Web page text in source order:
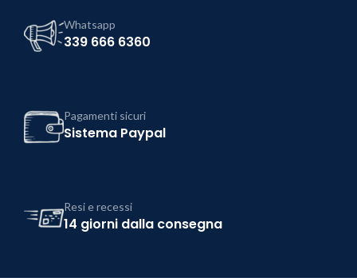
Whatsapp
339 666 6360
Pagamenti sicuri
Sistema Paypal
Resi e recessi
14 giorni dalla consegna